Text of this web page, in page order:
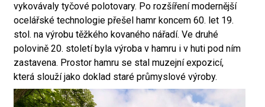
vykovávaly tyčové polotovary. Po rozšíření modernější
ocelářské technologie přešel hamr koncem 60. let 19.
stol. na výrobu těžkého kovaného nářadí. Ve druhé
polovině 20. století byla výroba v hamru i v huti pod ním
zastavena. Prostor hamru se stal muzejní expozicí,
která slouží jako doklad staré průmyslové výroby.